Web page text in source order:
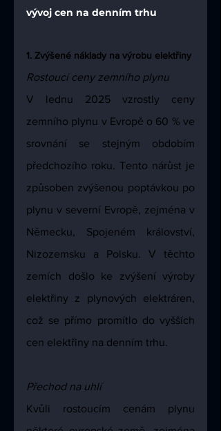
vývoj cen na denním trhu
1. Zvýšené náklady na výrobu elektřiny
Rostoucí ceny zemního plynu
V lednu 2025 vzrostly ceny
zemního plynu v Evropě o 60 % ve
srovnání se stejným obdobím
předchozího roku. Tento nárůst je
způsoben zvýšenou poptávkou po
plynu v severní Evropě, zejména v
Německu, Spojeném království,
Nizozemsku a Polsku. V těchto
zemích došlo ke zvýšení výroby
elektřiny z plynových elektráren,
což se přímo promítlo do vyšších
cen elektřiny na denním trhu.
Přechod na uhlí
Kvůli rostoucím cenám plynu